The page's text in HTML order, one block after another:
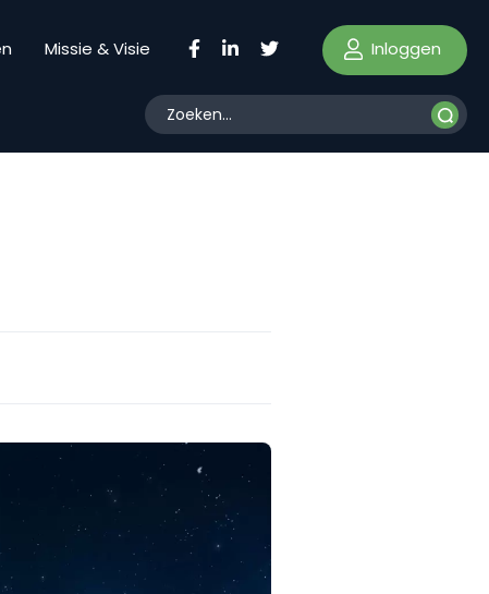
Missie & Visie Inloggen